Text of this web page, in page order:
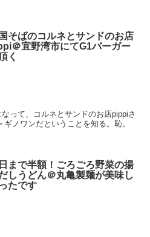
そばのコルネとサンドのお店
＠宜野湾市にてG1バーガー
く
って、コルネとサンドのお店pippiさ
ノワンだということを知る。恥。
まで半額！ごろごろ野菜の揚
しうどん＠丸亀製麺が美味し
たです